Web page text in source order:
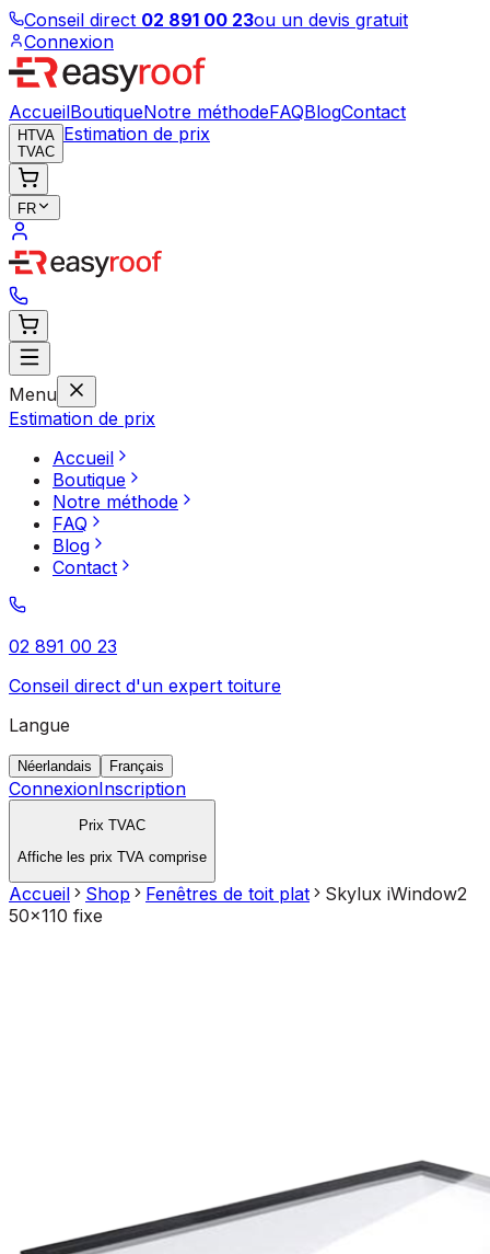
Conseil direct 02 891 00 23ou un devis gratuit
Connexion
AccueilBoutiqueNotre méthodeFAQBlogContact
HTVA
TVAC
Estimation de prix
FR
Menu
Estimation de prix
Accueil
Boutique
Notre méthode
FAQ
Blog
Contact
02 891 00 23
Conseil direct d'un expert toiture
Langue
Néerlandais Français
ConnexionInscription
Prix TVAC
Affiche les prix TVA comprise
Accueil Shop Fenêtres de toit plat
Skylux iWindow2
50x110 fixe